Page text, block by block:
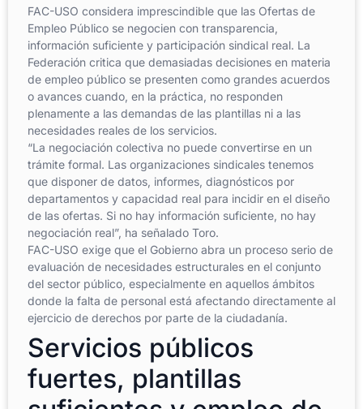
FAC-USO considera imprescindible que las Ofertas de
Empleo Público se negocien con transparencia,
información suficiente y participación sindical real. La
Federación critica que demasiadas decisiones en materia
de empleo público se presenten como grandes acuerdos
o avances cuando, en la práctica, no responden
plenamente a las demandas de las plantillas ni a las
necesidades reales de los servicios.
“La negociación colectiva no puede convertirse en un
trámite formal. Las organizaciones sindicales tenemos
que disponer de datos, informes, diagnósticos por
departamentos y capacidad real para incidir en el diseño
de las ofertas. Si no hay información suficiente, no hay
negociación real”, ha señalado Toro.
FAC-USO exige que el Gobierno abra un proceso serio de
evaluación de necesidades estructurales en el conjunto
del sector público, especialmente en aquellos ámbitos
donde la falta de personal está afectando directamente al
ejercicio de derechos por parte de la ciudadanía.
Servicios públicos
fuertes, plantillas